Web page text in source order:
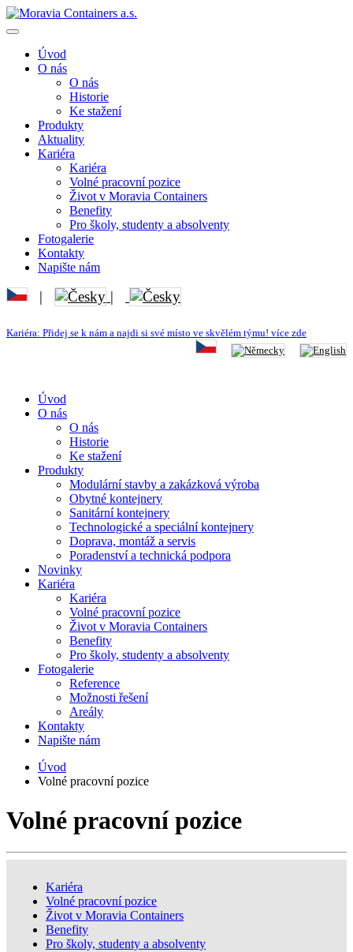
Úvod
O nás
O nás
Historie
Ke stažení
Produkty
Aktuality
Kariéra
Kariéra
Volné pracovní pozice
Život v Moravia Containers
Benefity
Pro školy, studenty a absolventy
Fotogalerie
Kontakty
Napište nám
| |
Kariéra: Přidej se k nám a najdi si své místo ve skvělém týmu! více zde
Úvod
O nás
O nás
Historie
Ke stažení
Produkty
Modulární stavby a zakázková výroba
Obytné kontejnery
Sanitární kontejnery
Technologické a speciální kontejnery
Doprava, montáž a servis
Poradenství a technická podpora
Novinky
Kariéra
Kariéra
Volné pracovní pozice
Život v Moravia Containers
Benefity
Pro školy, studenty a absolventy
Fotogalerie
Reference
Možnosti řešení
Areály
Kontakty
Napište nám
Úvod
Volné pracovní pozice
Volné pracovní pozice
Kariéra
Volné pracovní pozice
Život v Moravia Containers
Benefity
Pro školy, studenty a absolventy